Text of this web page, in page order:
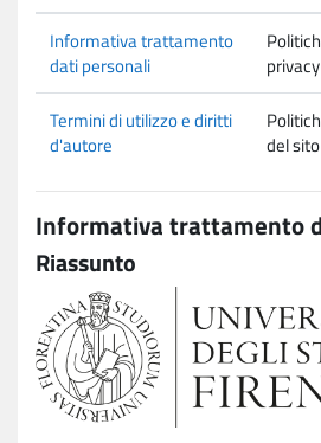
Informativa trattamento
dati personali
privacy
Termini di utilizzo e diritti
d'autore
del sito
Informativa trattamento
Riassunto